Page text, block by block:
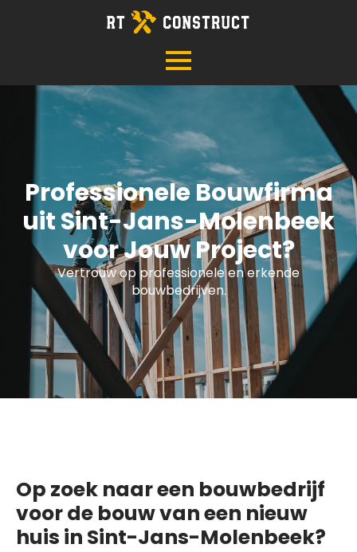
Professionele Bouwfirma
uit Sint-Jans-Molenbeek
voor Jouw Project?
Vertrouw op professionele en erkende
bouwbedrijven.
Op zoek naar een bouwbedrijf
voor de bouw van een nieuw
huis in Sint-Jans-Molenbeek?